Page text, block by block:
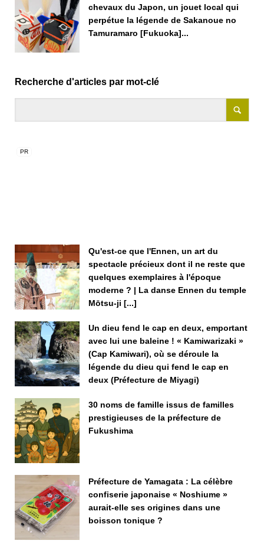
chevaux du Japon, un jouet local qui
perpétue la légende de Sakanoue no
Tamuramaro [Fukuoka]...
Recherche d'articles par mot-clé
Qu'est-ce que l'Ennen, un art du
spectacle précieux dont il ne reste que
quelques exemplaires à l'époque
moderne ? | La danse Ennen du temple
Mōtsu-ji [...]
Un dieu fend le cap en deux, emportant
avec lui une baleine ! « Kamiwarizaki »
(Cap Kamiwari), où se déroule la
légende du dieu qui fend le cap en
deux (Préfecture de Miyagi)
30 noms de famille issus de familles
prestigieuses de la préfecture de
Fukushima
Préfecture de Yamagata : La célèbre
confiserie japonaise « Noshiume »
aurait-elle ses origines dans une
boisson tonique ?